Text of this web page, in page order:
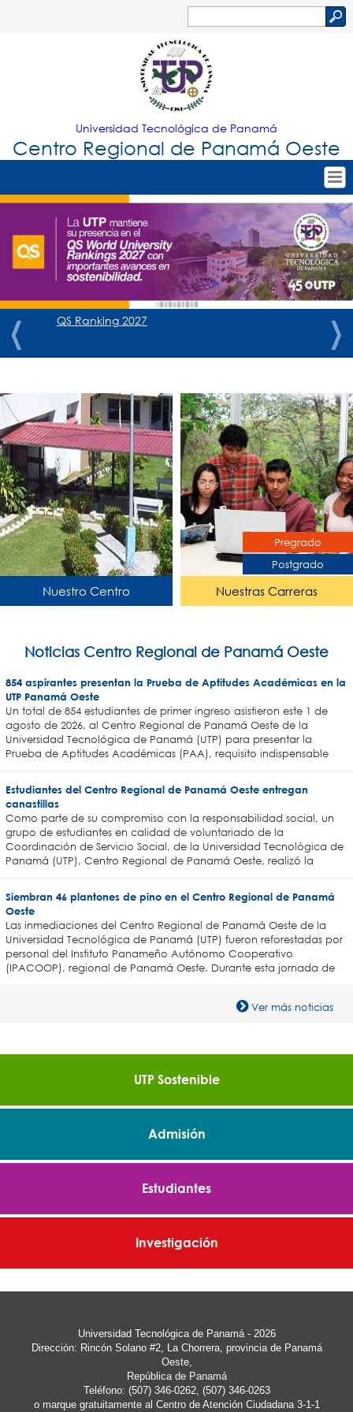
Jump to navigation
de
búsqueda
Universidad Tecnológica de Panamá
Centro Regional de Panamá Oeste
Tropical
Menu
Principal
Nuestro Centro
Admisión
Oferta Académica
QS Ranking 2027
Nuestro Centro
Pregrado
Postgrado
Nuestras Carreras
Noticias Centro Regional de Panamá Oeste
854 aspirantes presentan la Prueba de Aptitudes Académicas en la
UTP Panamá Oeste
Un total de 854 estudiantes de primer ingreso asistieron este 1 de
agosto de 2026, al Centro Regional de Panamá Oeste de la
Universidad Tecnológica de Panamá (UTP) para presentar la
Prueba de Aptitudes Académicas (PAA), requisito indispensable
Estudiantes del Centro Regional de Panamá Oeste entregan
canastillas
Como parte de su compromiso con la responsabilidad social, un
grupo de estudiantes en calidad de voluntariado de la
Coordinación de Servicio Social, de la Universidad Tecnológica de
Panamá (UTP), Centro Regional de Panamá Oeste, realizó la
Siembran 46 plantones de pino en el Centro Regional de Panamá
Oeste
Las inmediaciones del Centro Regional de Panamá Oeste de la
Universidad Tecnológica de Panamá (UTP) fueron reforestadas por
personal del Instituto Panameño Autónomo Cooperativo
(IPACOOP), regional de Panamá Oeste. Durante esta jornada de
Ver más noticias
UTP Sostenible
Admisión
Estudiantes
Investigación
Universidad Tecnológica de Panamá - 2026
Dirección: Rincón Solano #2, La Chorrera, provincia de Panamá
Oeste,
República de Panamá
Teléfono: (507) 346-0262, (507) 346-0263
o marque gratuitamente al Centro de Atención Ciudadana 3-1-1